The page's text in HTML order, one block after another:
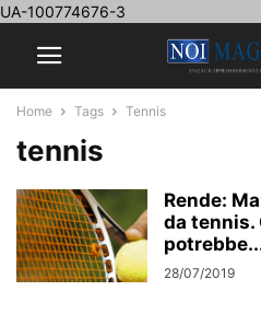
UA-100774676-3
Home Tags Tennis
tennis
Rende:
da tennis.
28/07/2019